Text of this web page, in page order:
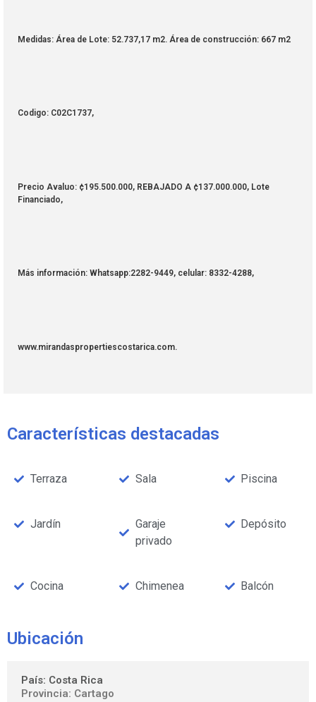
Medidas: Área de Lote: 52.737,17 m2. Área de construcción: 667 m2
Codigo: C02C1737,
Precio Avaluo: ¢195.500.000, REBAJADO A ¢137.000.000, Lote
Financiado,
Más información: Whatsapp:2282-9449, celular: 8332-4288,
www.mirandaspropertiescostarica.com.
Características destacadas
Terraza Sala Piscina
Jardín
Garaje
privado
Depósito
Cocina Chimenea Balcón
Ubicación
País: Costa Rica
Provincia: Cartago